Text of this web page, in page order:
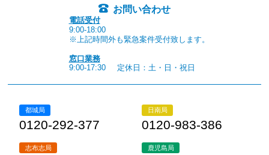
お問い合わせ
電話受付
9:00-18:00
※上記時間外も緊急案件受付致します。
窓口業務
9:00-17:30
定休日：土・日・祝日
都城局
0120-292-377
日南局
0120-983-386
志布志局 鹿児島局